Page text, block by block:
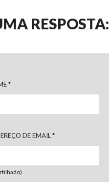
RESPOSTA:
*
DE EMAIL *